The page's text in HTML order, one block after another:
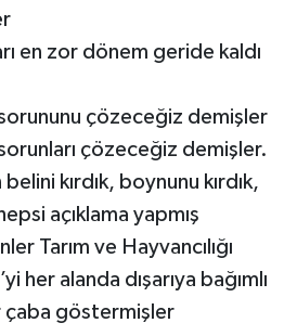
en zor dönem geride kaldı
çözeceğiz demişler
çözeceğiz demişler.
kırdık, boynunu kırdık,
açıklama yapmış
Tarım ve Hayvancılığı
her alanda dışarıya bağımlı
çaba göstermişler